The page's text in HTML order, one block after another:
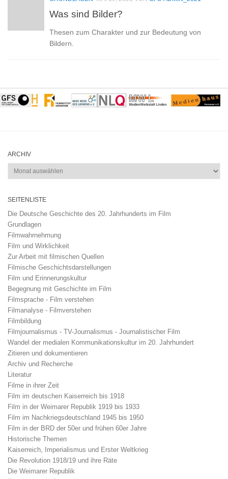
Was sind Bilder?
Thesen zum Charakter und zur Bedeutung von
Bildern.
ARCHIV
Archiv
SEITENLISTE
Die Deutsche Geschichte des 20. Jahrhunderts im Film
Grundlagen
Filmwahrnehmung
Film und Wirklichkeit
Zur Arbeit mit filmischen Quellen
Filmische Geschichtsdarstellungen
Film und Erinnerungskultur
Begegnung mit Geschichte im Film
Filmsprache - Film verstehen
Filmanalyse - Filmverstehen
Filmbildung
Filmjournalismus - TV-Journalismus - Journalistischer Film
Wandel der medialen Kommunikationskultur im 20. Jahrhundert
Zitieren und dokumentieren
Archiv und Recherche
Literatur
Filme in ihrer Zeit
Film im deutschen Kaiserreich bis 1918
Film in der Weimarer Republik 1919 bis 1933
Film im Nachkriegsdeutschland 1945 bis 1950
Film in der BRD der 50er und frühen 60er Jahre
Historische Themen
Kaiserreich, Imperialismus und Erster Weltkrieg
Die Revolution 1918/19 und ihre Räte
Die Weimarer Republik